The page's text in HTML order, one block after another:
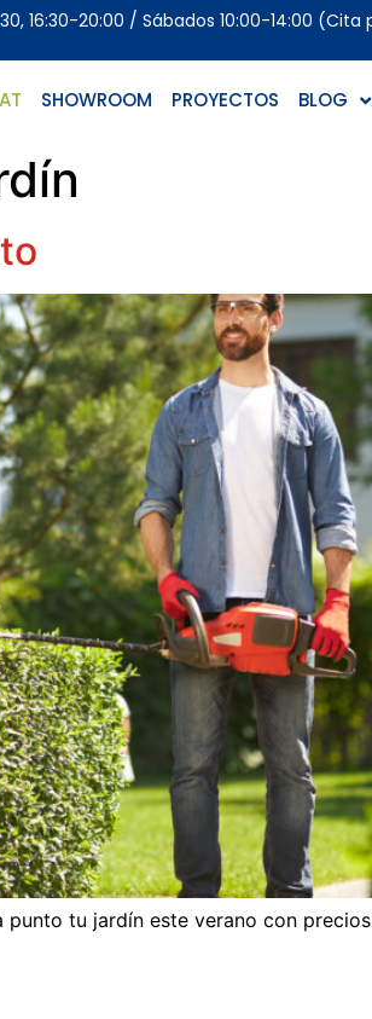
16:30-20:00 / Sábados 10:00-14:00
SHOWROOM PROYECTOS BLOG
tu jardín este verano con